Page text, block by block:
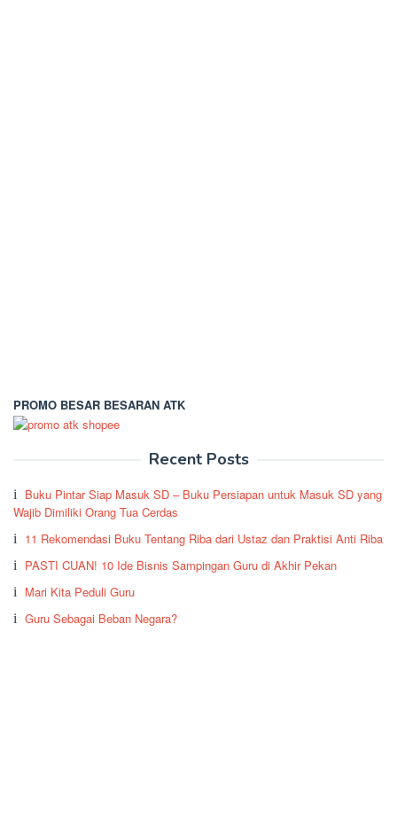
PROMO BESAR BESARAN ATK
Recent Posts
Buku Pintar Siap Masuk SD – Buku Persiapan untuk Masuk SD yang
Wajib Dimiliki Orang Tua Cerdas
11 Rekomendasi Buku Tentang Riba dari Ustaz dan Praktisi Anti Riba
PASTI CUAN! 10 Ide Bisnis Sampingan Guru di Akhir Pekan
Mari Kita Peduli Guru
Guru Sebagai Beban Negara?